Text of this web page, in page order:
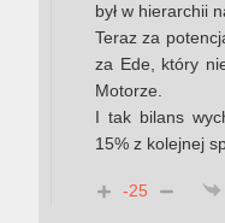
był w hierarchii
Teraz za
za Ede, który
Motorze.
I tak bilans
15% z kolejnej
-25